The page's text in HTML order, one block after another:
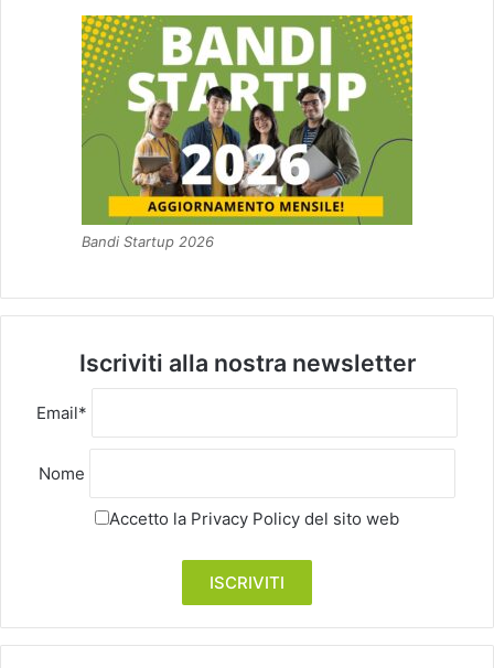
Bandi Startup 2026
Iscriviti alla nostra newsletter
Email*
Nome
Accetto la Privacy Policy del sito web